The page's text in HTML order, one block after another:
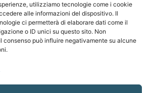
utilizziamo tecnologie come i cookie
alle informazioni del dispositivo. Il
ci permetterà di elaborare dati come il
o ID unici su questo sito. Non
consenso può influire negativamente su alcune
CHI SIAMO
coelumastro@coelum.com